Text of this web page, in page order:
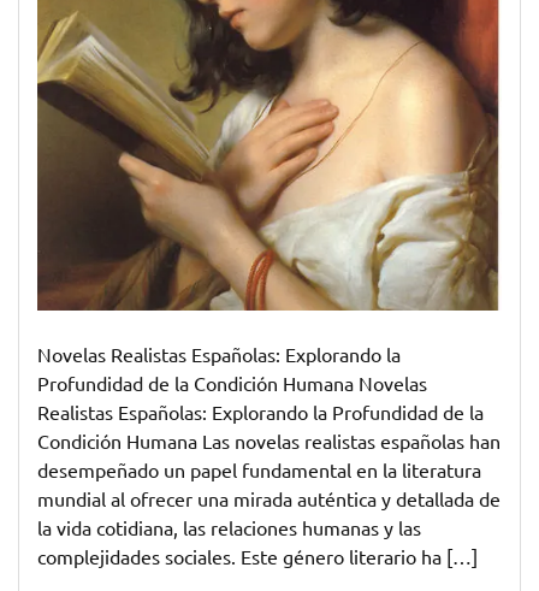
Novelas Realistas Españolas: Explorando la
Profundidad de la Condición Humana Novelas
Realistas Españolas: Explorando la Profundidad de la
Condición Humana Las novelas realistas españolas han
desempeñado un papel fundamental en la literatura
mundial al ofrecer una mirada auténtica y detallada de
la vida cotidiana, las relaciones humanas y las
complejidades sociales. Este género literario ha […]